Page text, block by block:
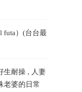
futa）(台台最
生耐操 , 人妻
老婆的日常